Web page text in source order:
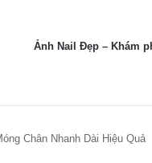
Ảnh Nail Đẹp – Khám
Chân Nhanh Dài Hiệu Quả